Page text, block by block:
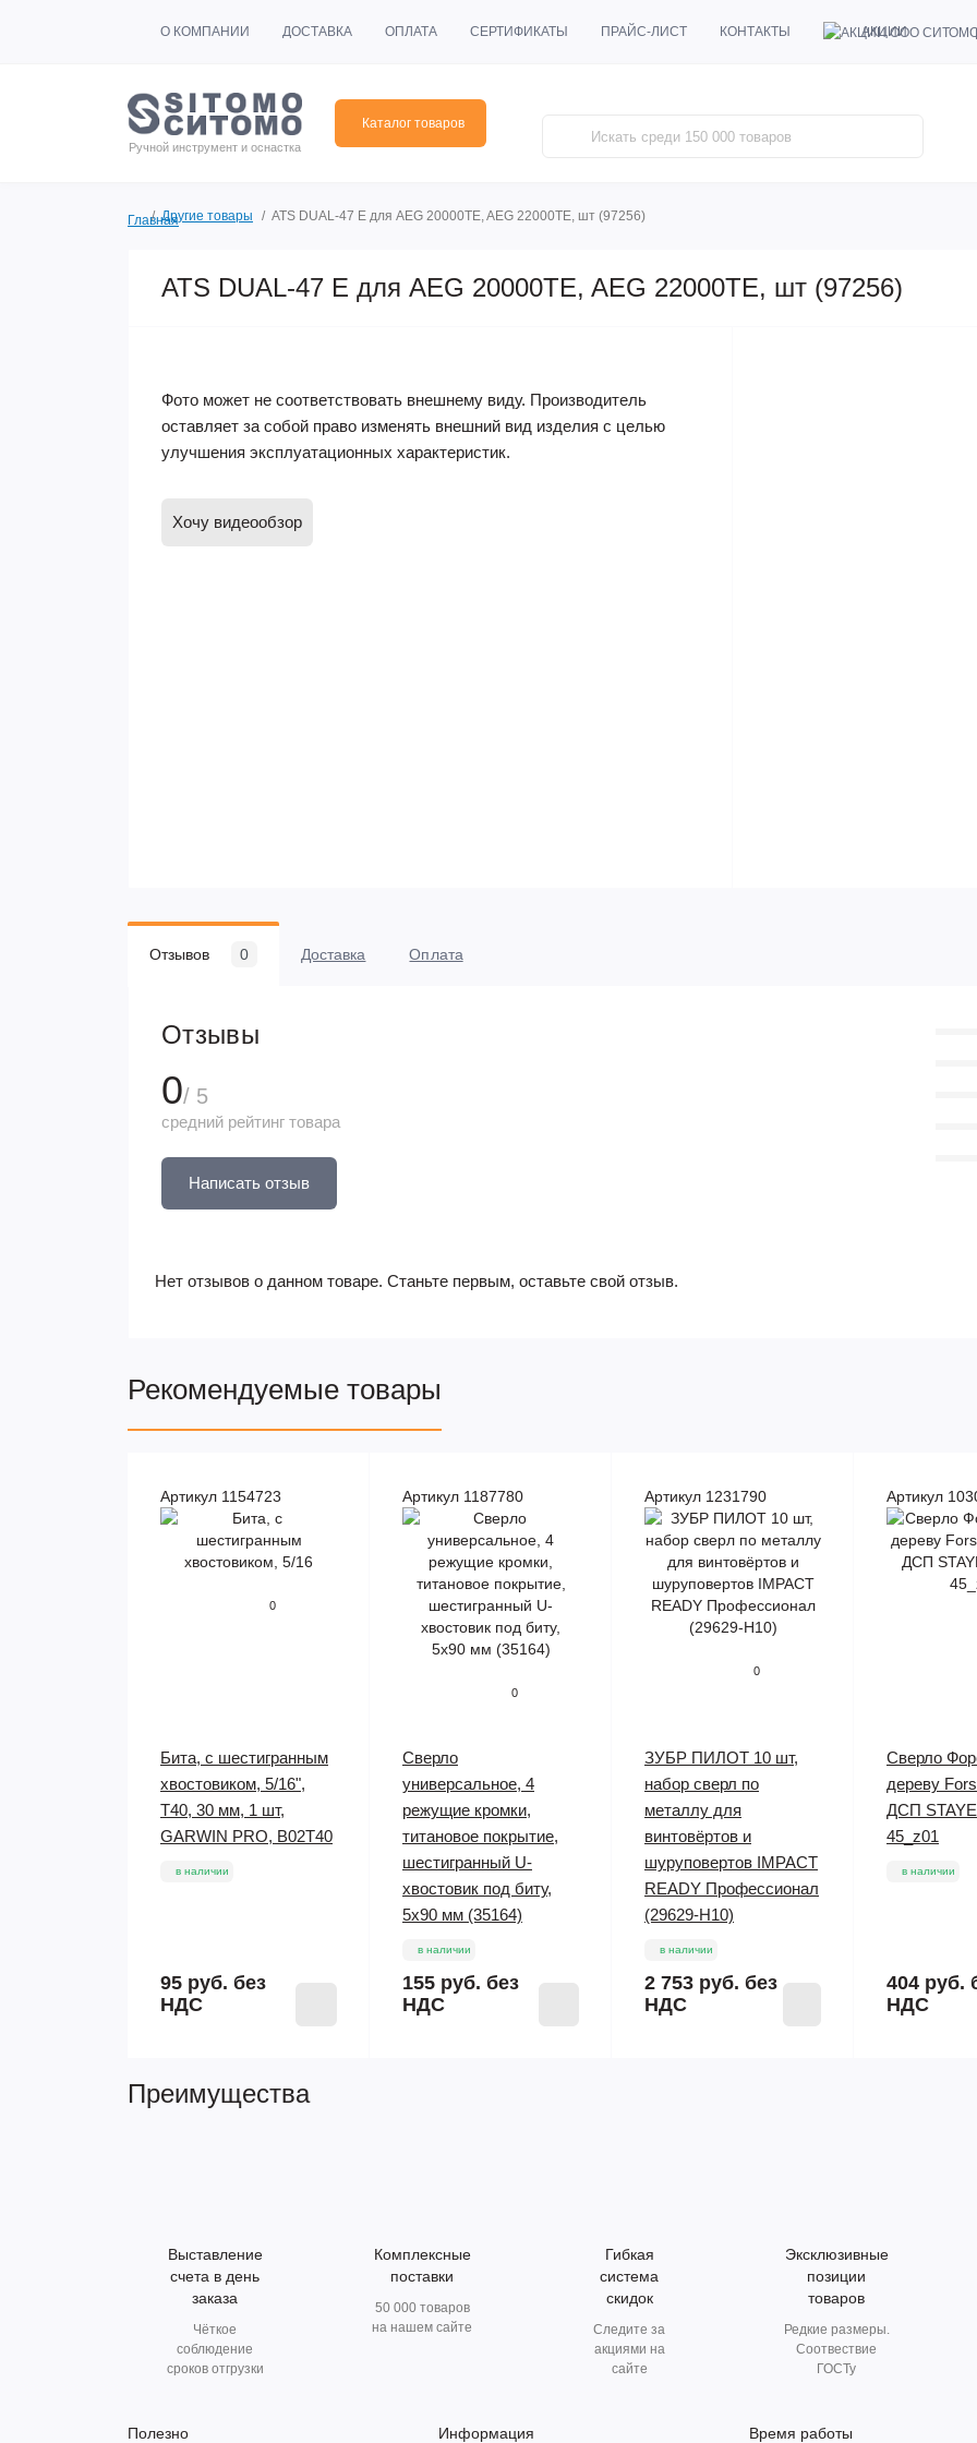
О КОМПАНИИ ДОСТАВКА ОПЛАТА СЕРТИФИКАТЫ ПРАЙС-ЛИСТ КОНТАКТЫ АКЦИИ
Ручной инструмент и оснастка
Каталог товаров
ГлавнаяДругие товары ATS DUAL-47 E для AEG 20000TE, AEG 22000TE, шт (97256)
ATS DUAL-47 E для AEG 20000TE, AEG 22000TE, шт (97256)
Фото может не соответствовать внешнему виду. Производитель
оставляет за собой право изменять внешний вид изделия с целью
улучшения эксплуатационных характеристик.
Хочу видеообзор
Отзывов 0 Доставка Оплата
Отзывы
0/ 5
средний рейтинг товара
Написать отзыв
Нет отзывов о данном товаре. Станьте первым, оставьте свой отзыв.
Рекомендуемые товары
Артикул 1154723
0
Бита, с шестигранным
хвостовиком, 5/16",
T40, 30 мм, 1 шт,
GARWIN PRO, B02T40
в наличии
95 руб. без
НДС
Артикул 1187780
0
Сверло
универсальное, 4
режущие кромки,
титановое покрытие,
шестигранный U-
хвостовик под биту,
5х90 мм (35164)
в наличии
155 руб. без
НДС
Артикул 1231790
0
ЗУБР ПИЛОТ 10 шт,
набор сверл по
металлу для
винтовёртов и
шуруповертов IMPACT
READY Профессионал
(29629-H10)
в наличии
2 753 руб. без
НДС
Артикул
Сверло
дереву
ДСП
45_z01
в наличии
404 руб.
НДС
Преимущества
Выставление
счета в день
заказа
Чёткое
соблюдение
сроков отгрузки
Комплексные
поставки
50 000 товаров
на нашем сайте
Гибкая
система
скидок
Следите за
акциями на
сайте
Эксклюзивные
позиции
товаров
Редкие размеры.
Соотвествие
ГОСТу
Полезно Информация Время работы